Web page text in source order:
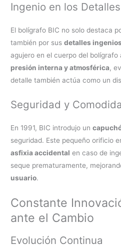
Ingenio en los Detalles
El bolígrafo BIC no solo destaca
también por susdetalles
agujero en el cuerpo del
presión interna y atmosférica,
detalle también actúa como un
Seguridad y
En 1991, BIC introdujo un
seguridad. Este pequeño orificio
asfixia accidental en caso de
seque prematuramente,
usuario.
Constante
ante el Cambio
Evolución Continua